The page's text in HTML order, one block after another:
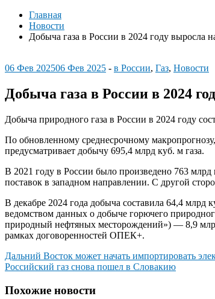
Главная
Новости
Добыча газа в России в 2024 году выросла
06 Фев 202506 Фев 2025 - в России, Газ, Новости
Добыча газа в России в 2024
Добыча природного газа в России в 2024 году
По обновленному среднесрочному
предусматривает добычу 695,4 млрд куб. м газа.
В 2021 году в России было произведено 763
поставок в западном направлении. С другой
В декабре 2024 года добыча составила 64,4
ведомством данных о добыче горючего
природный нефтяных месторождений») — 8,9
рамках договоренностей ОПЕК+.
Навигация
по
записям
Дальний Восток может начать импортировать
Российский газ снова пошел в Словакию
Похожие новости